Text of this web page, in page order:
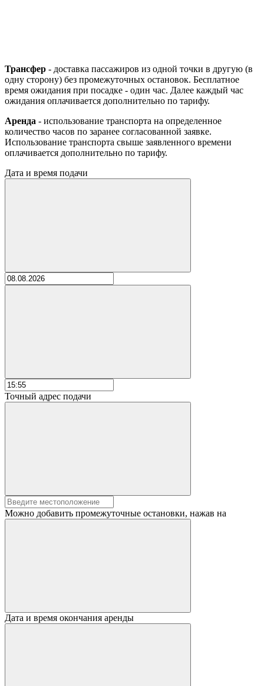
Трансфер - доставка пассажиров из одной точки в другую (в
одну сторону) без промежуточных остановок. Бесплатное
время ожидания при посадке - один час. Далее каждый час
ожидания оплачивается дополнительно по тарифу.
Аренда - использование транспорта на определенное
количество часов по заранее согласованной заявке.
Использование транспорта свыше заявленного времени
оплачивается дополнительно по тарифу.
Дата и время подачи
Точный адрес подачи
Можно добавить промежуточные остановки, нажав на
Дата и время окончания аренды